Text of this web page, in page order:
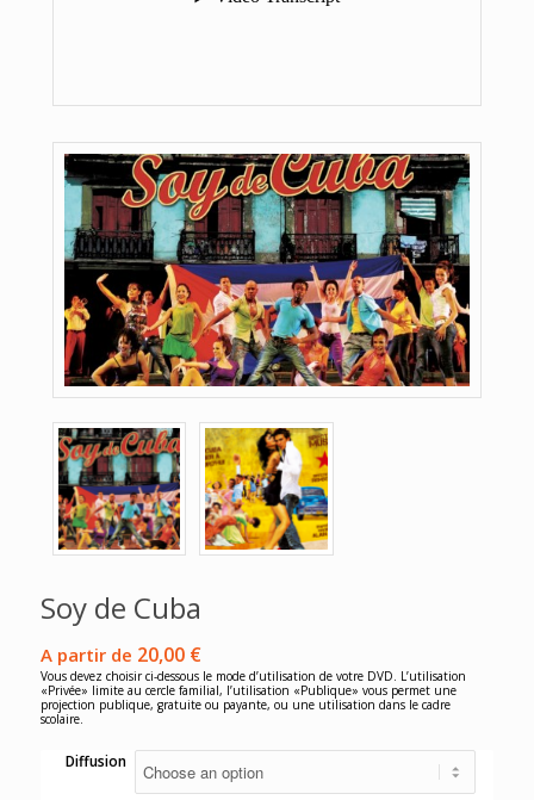
Soy de Cuba
A partir de 20,00 €
Vous devez choisir ci-dessous le mode d’utilisation de votre DVD. L’utilisation
«Privée» limite au cercle familial, l’utilisation «Publique» vous permet une
projection publique, gratuite ou payante, ou une utilisation dans le cadre
scolaire.
Diffusion